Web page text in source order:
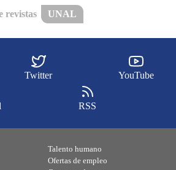
revistas UNAL
Twitter YouTube
RSS
Talento humano
Ofertas de empleo